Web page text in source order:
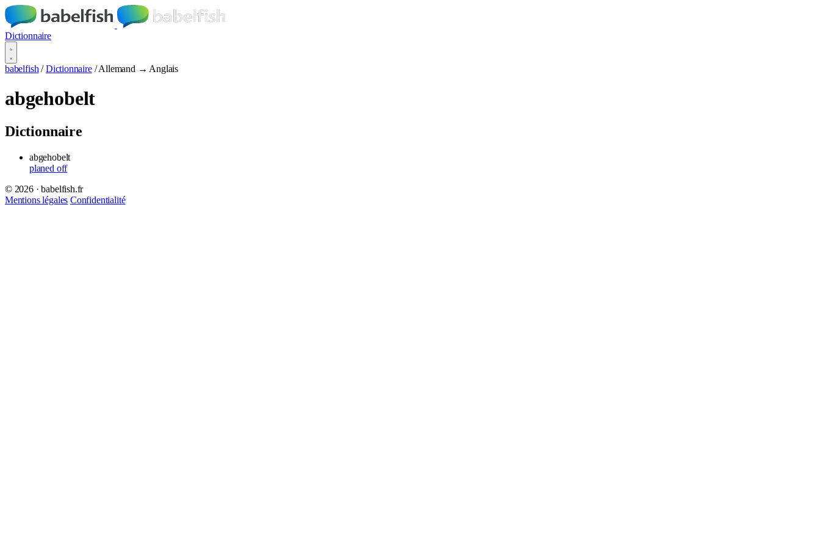
Dictionnaire
babelfish / Dictionnaire / Allemand → Anglais
abgehobelt
Dictionnaire
abgehobelt
planed off
© 2026 · babelfish.fr
Mentions légales Confidentialité